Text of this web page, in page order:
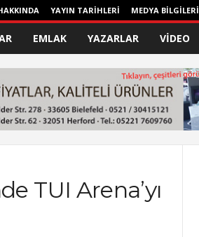
YAYIN TARİHLERİ MEDYA BİLGİLERİ
EMLAK YAZARLAR VİDEO
TUI Arena’yı